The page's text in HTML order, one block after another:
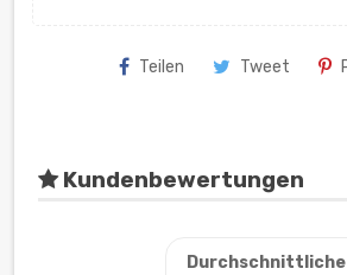
Teilen Tweet
Kundenbewertungen
Durchschnittliche